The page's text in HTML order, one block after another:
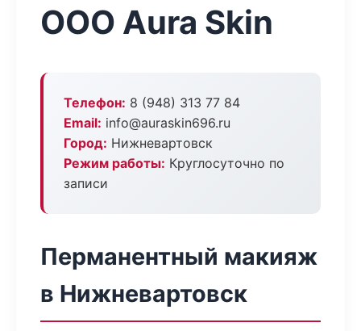
ООО Aura Skin
Телефон: 8 (948) 313 77 84
Email: info@auraskin696.ru
Город: Нижневартовск
Режим работы: Круглосуточно по
записи
Перманентный макияж
в Нижневартовск